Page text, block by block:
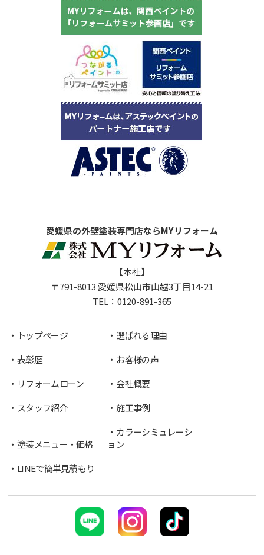
愛媛県の外壁塗装専門店ならMYリフォーム
【本社】
〒791-8013 愛媛県松山市山越3丁目14-21
TEL： 0120-891-365
トップページ
選ばれる理由
表彰歴
お客様の声
リフォームローン
会社概要
スタッフ紹介
施工事例
塗装メニュー・価格
カラーシミュレーシ
ョン
LINEで簡単見積もり